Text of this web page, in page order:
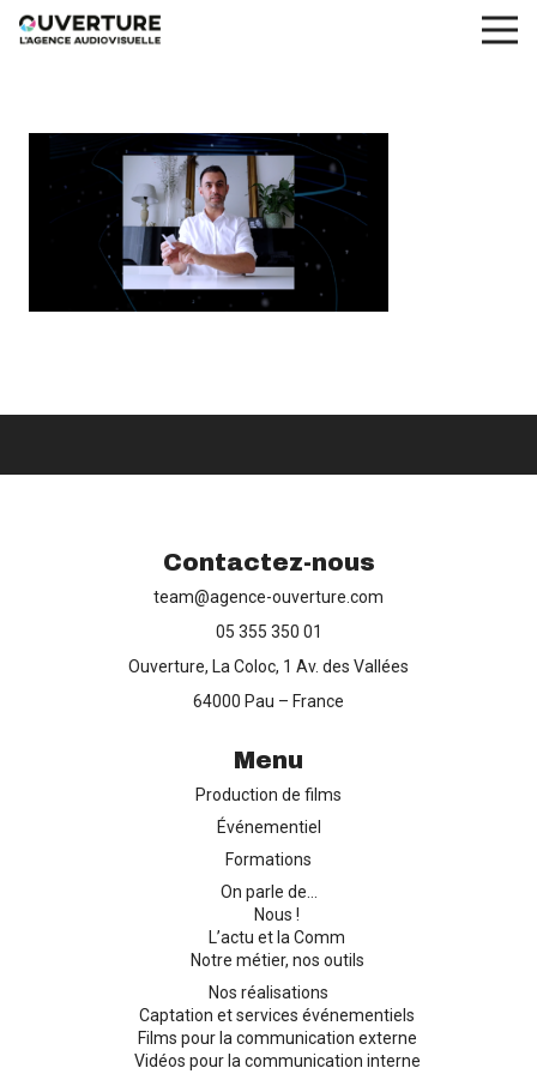
Production de films
Captation d’événements
Formation
Contact
Contactez-nous
team@agence-ouverture.com
05 355 350 01
Ouverture, La Coloc, 1 Av. des Vallées
64000 Pau – France
Menu
Production de films
Événementiel
Formations
On parle de…
Nous !
L’actu et la Comm
Notre métier, nos outils
Nos réalisations
Captation et services événementiels
Films pour la communication externe
Vidéos pour la communication interne